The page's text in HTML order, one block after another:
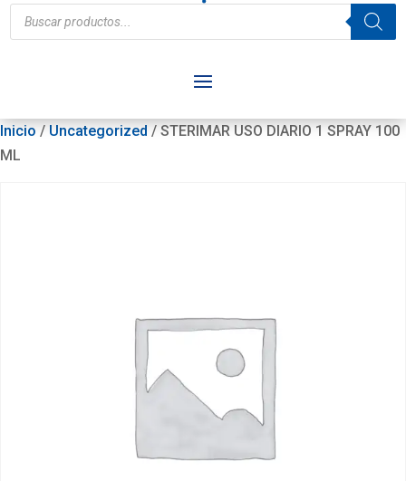
Búsqueda
de
productos
Inicio / Uncategorized / STERIMAR USO DIARIO 1 SPRAY 100
ML